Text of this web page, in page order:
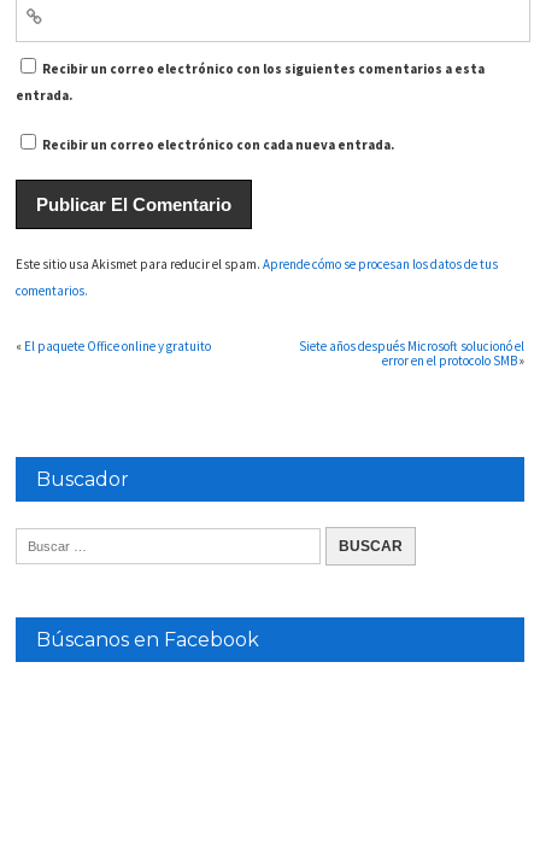
Recibir un correo electrónico con los siguientes comentarios a esta
entrada.
Recibir un correo electrónico con cada nueva entrada.
Este sitio usa Akismet para reducir el spam.Aprende cómo se procesan los datos de tus
comentarios.
« El paquete Office online y gratuito
Siete años después Microsoft solucionó el
error en el protocolo SMB»
Buscador
Búscanos en Facebook